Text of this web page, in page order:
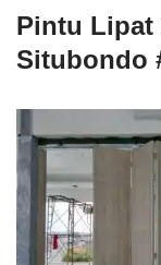
Pintu Lipat
Situbondo